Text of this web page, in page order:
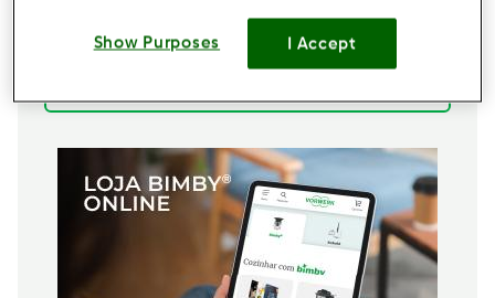
pepitas de chocolate preto
gchocolate branco
Show Purposes I Accept